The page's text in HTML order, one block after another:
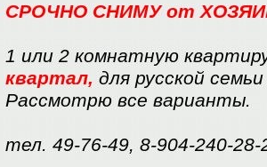
СРОЧНО СНИМУ от
1 или 2 комнатную
квартал, для русской
Рассмотрю все варианты.
тел. 49-76-49, 8-904-240-28-